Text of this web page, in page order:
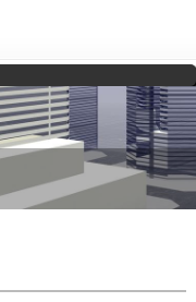
からない方へ…まずはご相談く